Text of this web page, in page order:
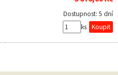
Dostupnost: 5 dní
ks